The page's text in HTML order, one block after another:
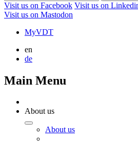
Visit us on Facebook Visit us on
Visit us on Mastodon
MyVDT
en
de
Main Menu
About us
About us